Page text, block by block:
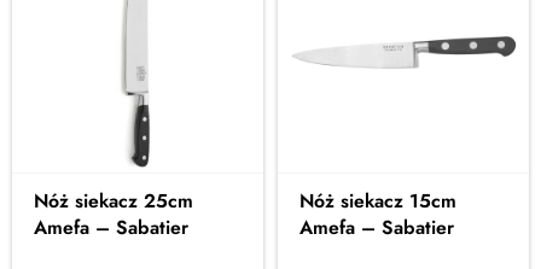
Nóż siekacz 25cm
Amefa – Sabatier
Nóż siekacz 15cm
Amefa – Sabatier